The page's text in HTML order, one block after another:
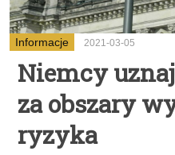
Informacje 2021-03-05
Niemcy
za obszary
ryzyka